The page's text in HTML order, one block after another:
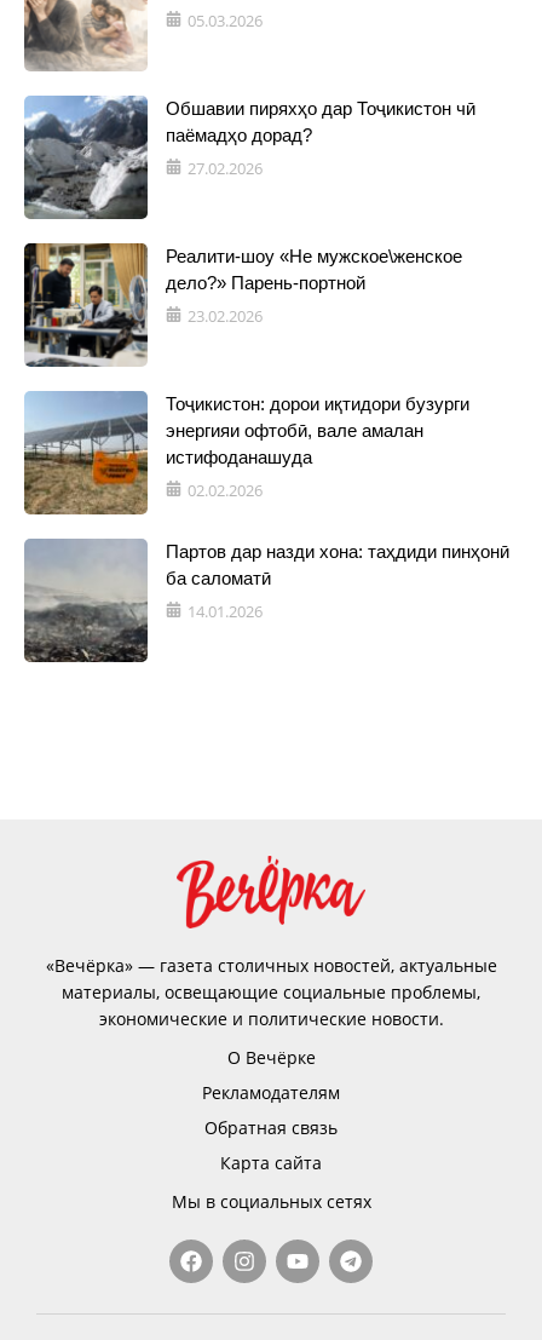
05.03.2026
Обшавии пиряхҳо дар Тоҷикистон чӣ
паёмадҳо дорад?
27.02.2026
Реалити-шоу «Не мужское\женское
дело?» Парень-портной
23.02.2026
Тоҷикистон: дорои иқтидори бузурги
энергияи офтобӣ, вале амалан
истифоданашуда
02.02.2026
Партов дар назди хона: таҳдиди пинҳонӣ
ба саломатӣ
14.01.2026
«Вечёрка» — газета столичных новостей, актуальные
материалы, освещающие социальные проблемы,
экономические и политические новости.
О Вечёрке
Рекламодателям
Обратная связь
Карта сайта
Мы в социальных сетях